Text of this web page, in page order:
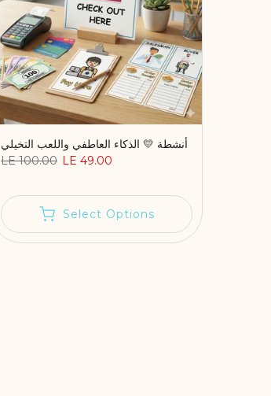
أنشطة 💛 الذكاء العاطفي واللعب التخيلي
LE 100.00 LE 49.00
Select Options